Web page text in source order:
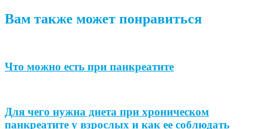
Вам также может понравиться
Что можно есть при панкреатите
Для чего нужна диета при хроническом
панкреатите у взрослых и как ее соблюдать